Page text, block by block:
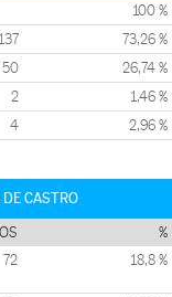
100 %
137 73,26 %
50 26,74 %
2 1,46 %
4 2,96 %
CASTRO
%
72 18,8 %